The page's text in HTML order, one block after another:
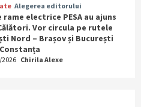
Alegerea editorului
rame electrice PESA au ajuns
Vor circula pe rutele
Nord – Brașov și București
Chirila Alexe